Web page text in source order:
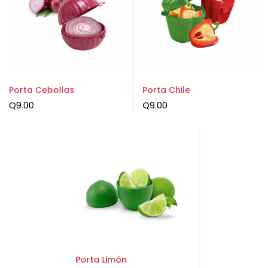
Porta Cebollas
Q9.00
Porta Chile
Q9.00
Porta Limón